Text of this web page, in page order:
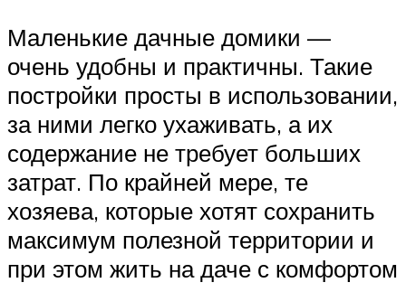
Маленькие дачные домики —
очень удобны и практичны. Такие
постройки просты в использовании,
за ними легко ухаживать, а их
содержание не требует больших
затрат. По крайней мере, те
хозяева, которые хотят сохранить
максимум полезной территории и
при этом жить на даче с комфортом